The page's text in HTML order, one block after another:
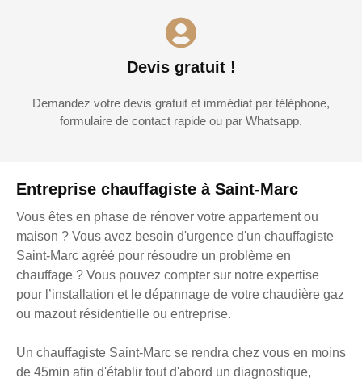
Entreprise chauffagiste à Saint-Marc
Vous êtes en phase de rénover votre appartement ou
maison ? Vous avez besoin d'urgence d'un chauffagiste
Saint-Marc agréé pour résoudre un problème en
chauffage ? Vous pouvez compter sur notre expertise
pour l’installation et le dépannage de votre chaudière gaz
ou mazout résidentielle ou entreprise.
Un chauffagiste Saint-Marc se rendra chez vous en moins
de 45min afin d'établir tout d'abord un diagnostique,
Devis gratuit !
Demandez votre devis gratuit et immédiat par téléphone,
formulaire de contact rapide ou par Whatsapp.